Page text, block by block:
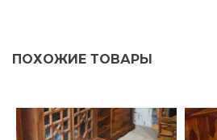
ПОХОЖИЕ ТОВАРЫ